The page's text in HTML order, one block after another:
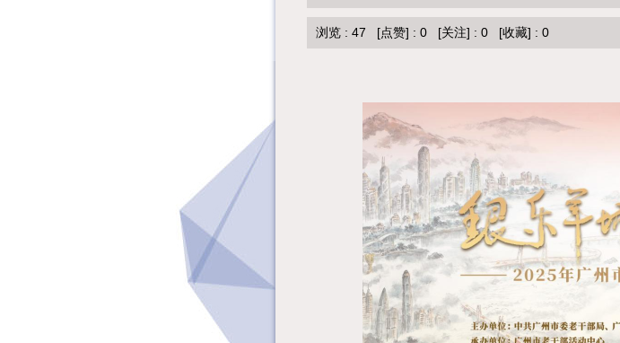
浏览 : 47 [点赞] : 0 [关注] : 0 [收藏] : 0